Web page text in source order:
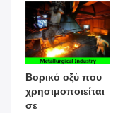
Βορικό οξύ που
χρησιμοποιείται
σε